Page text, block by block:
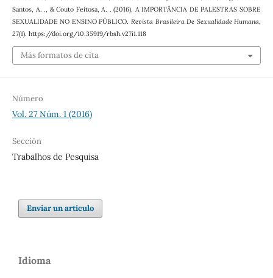
Santos, A. ., & Couto Feitosa, A. . (2016). A IMPORTÂNCIA DE PALESTRAS SOBRE
SEXUALIDADE NO ENSINO PÚBLICO. Revista Brasileira De Sexualidade Humana,
27(1). https://doi.org/10.35919/rbsh.v27i1.118
Más formatos de cita
Número
Vol. 27 Núm. 1 (2016)
Sección
Trabalhos de Pesquisa
Enviar un artículo
Idioma